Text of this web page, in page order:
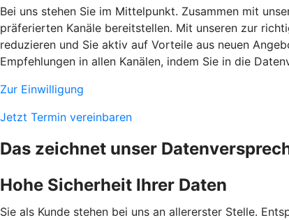
Bei uns stehen Sie im Mittelpunkt. Zusammen mit
präferierten Kanäle bereitstellen. Mit unseren zur
reduzieren und Sie aktiv auf Vorteile aus neuen
Empfehlungen in allen Kanälen, indem Sie in die
Zur Einwilligung
Jetzt Termin vereinbaren
Das zeichnet unser
Hohe Sicherheit Ihrer Daten
Sie als Kunde stehen bei uns an allererster Stelle.